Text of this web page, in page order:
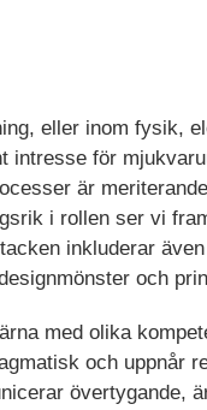
eller inom fysik,
intresse för
är
i rollen ser vi
inkluderar
och
med olika
och uppnår
övertygande,